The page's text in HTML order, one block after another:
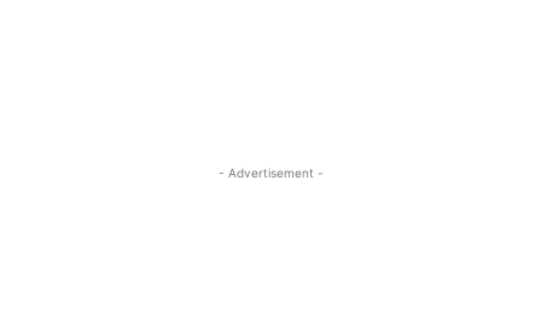
- Advertisement -